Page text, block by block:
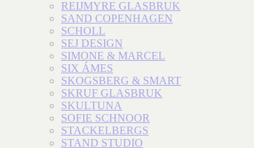
REIJMYRE GLASBRUK
SAND COPENHAGEN
SCHOLL
SEJ DESIGN
SIMONE & MARCEL
SIX ÁMES
SKOGSBERG & SMART
SKRUF GLASBRUK
SKULTUNA
SOFIE SCHNOOR
STACKELBERGS
STAND STUDIO